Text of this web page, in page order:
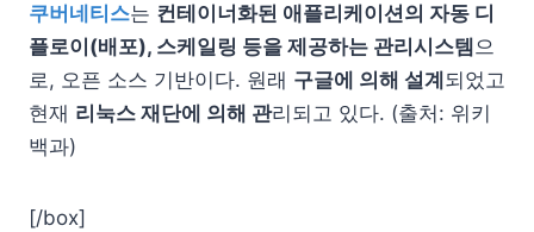
쿠버네티스는 컨테이너화된 애플리케이션의 자동 디
플로이(배포), 스케일링 등을 제공하는 관리시스템 으
로, 오픈 소스 기반이다. 원래 구글에 의해 설계 되었고
현재 리눅스 재단에 의해 관리되고 있다. (출처: 위키
백과)
[/box]